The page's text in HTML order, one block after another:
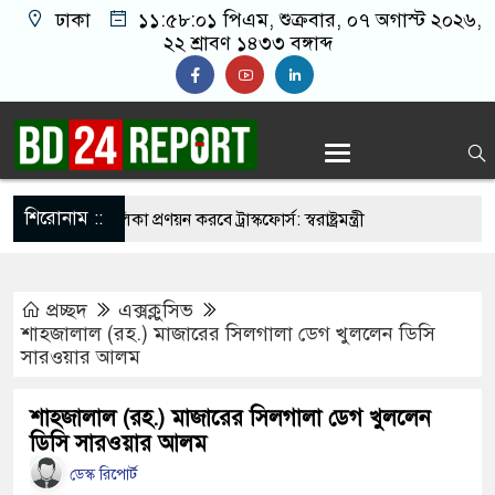
ঢাকা ১১:৫৮:০১ পিএম, শুক্রবার, ০৭ অগাস্ট ২০২৬,
২২ শ্রাবণ ১৪৩৩ বঙ্গাব্দ
শিরোনাম ::
তালিকা প্রণয়ন করবে ট্রাস্কফোর্স: স্বরাষ্ট্রমন্ত্রী
নয়, জাতির দায়িত্ব নিতে হবে ওলামায়ে
থেকে খুলে ফেলা হচ্ছে মাইক, শুভেন্দু বলছেন-
প্রচ্ছদ
এক্সক্লুসিভ
শাহজালাল (রহ.) মাজারের সিলগালা ডেগ খুললেন ডিসি
সারওয়ার আলম
শাহজালাল (রহ.) মাজারের সিলগালা ডেগ খুললেন
ডিসি সারওয়ার আলম
ডেস্ক রিপোর্ট